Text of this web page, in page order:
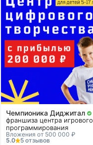
Чемпионика Диджитал
франшиза центра игрового
программирования
Вложения от 500 000 ₽
5.0
5 отзывов